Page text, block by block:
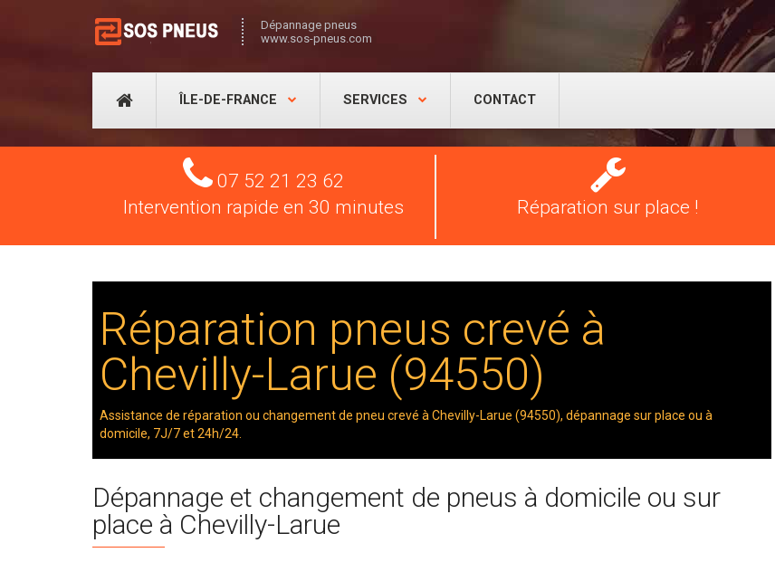
Dépannage pneus
www.sos-pneus.com
ÎLE-DE-FRANCE SERVICES CONTACT
Tel
07 52 21 23 62
Intervention rapide en 30 minutes
Réparation
pneus
Réparation sur place !
Réparation pneus crevé à
Chevilly-Larue (94550)
Assistance de réparation ou changement de pneu crevé à Chevilly-Larue (94550), dépannage sur place ou à
domicile, 7J/7 et 24h/24.
Dépannage et changement de pneus à domicile ou sur
place à Chevilly-Larue